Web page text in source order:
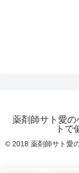
薬剤師サト愛
トで
© 2018 薬剤師サト愛